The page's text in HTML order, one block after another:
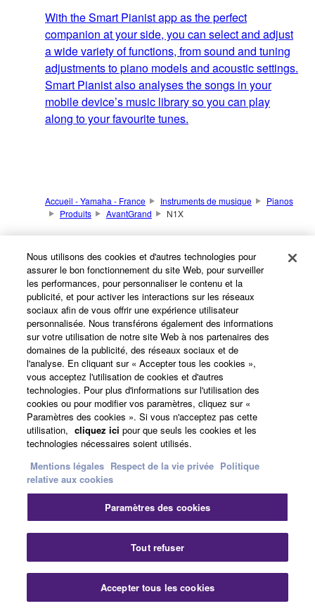
With the Smart Pianist app as the perfect
companion at your side, you can select and adjust
a wide variety of functions, from sound and tuning
adjustments to piano models and acoustic settings.
Smart Pianist also analyses the songs in your
mobile device’s music library so you can play
along to your favourite tunes.
Accueil - Yamaha - France Instruments de musique
Pianos
Produits
AvantGrand N1X
Produits
Education Musicale
Actualités
Artistes
Distributeurs
Nous utilisons des cookies et d'autres technologies pour
assurer le bon fonctionnement du site Web, pour surveiller
les performances, pour personnaliser le contenu et la
publicité, et pour activer les interactions sur les réseaux
sociaux afin de vous offrir une expérience utilisateur
personnalisée. Nous transférons également des informations
sur votre utilisation de notre site Web à nos partenaires des
domaines de la publicité, des réseaux sociaux et de
l'analyse. En cliquant sur « Accepter tous les cookies »,
vous acceptez l'utilisation de cookies et d'autres
technologies. Pour plus d'informations sur l'utilisation des
cookies ou pour modifier vos paramètres, cliquez sur «
Paramètres des cookies ». Si vous n'acceptez pas cette
utilisation, cliquez ici pour que seuls les cookies et les
technologies nécessaires soient utilisés.
Mentions légales Respect de la vie privée Politique
relative aux cookies
Paramètres des cookies
Tout refuser
Accepter tous les cookies